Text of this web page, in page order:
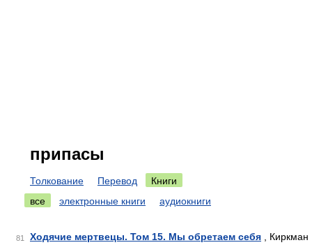
припасы
Толкование Перевод
Книги
все
электронные книги аудиокниги
81 Ходячие мертвецы. Том 15. Мы обретаем себя , Киркман